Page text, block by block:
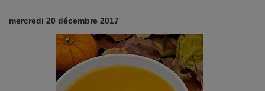
mercredi 20 décembre 2017